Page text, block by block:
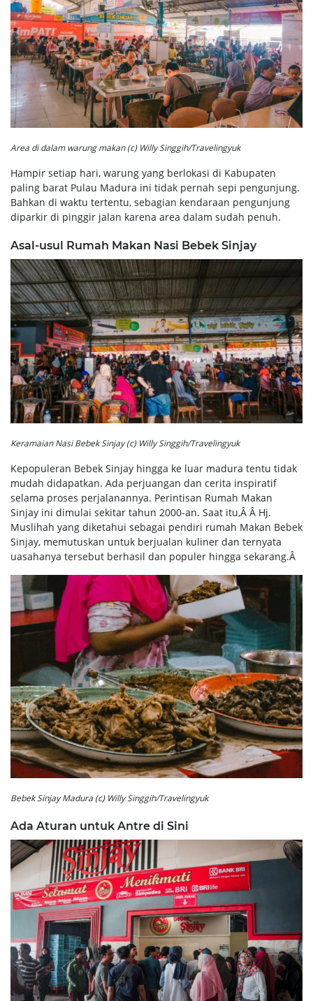
Area di dalam warung makan (c) Willy Singgih/Travelingyuk
Hampir setiap hari, warung yang berlokasi di Kabupaten
paling barat Pulau Madura ini tidak pernah sepi pengunjung.
Bahkan di waktu tertentu, sebagian kendaraan pengunjung
diparkir di pinggir jalan karena area dalam sudah penuh.
Asal-usul Rumah Makan Nasi Bebek Sinjay
Keramaian Nasi Bebek Sinjay (c) Willy Singgih/Travelingyuk
Kepopuleran Bebek Sinjay hingga ke luar madura tentu tidak
mudah didapatkan. Ada perjuangan dan cerita inspiratif
selama proses perjalanannya. Perintisan Rumah Makan
Sinjay ini dimulai sekitar tahun 2000-an. Saat itu,Â Â Hj.
Muslihah yang diketahui sebagai pendiri rumah Makan Bebek
Sinjay, memutuskan untuk berjualan kuliner dan ternyata
uasahanya tersebut berhasil dan populer hingga sekarang.Â
Bebek Sinjay Madura (c) Willy Singgih/Travelingyuk
Ada Aturan untuk Antre di Sini